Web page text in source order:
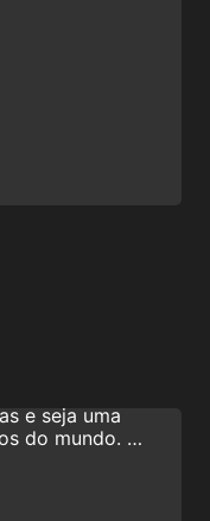
neste
e seja uma
do mundo. A